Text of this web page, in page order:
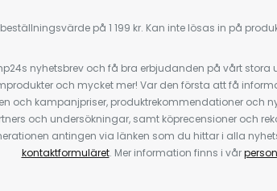
på 1 199 kr. Kan inte lösas in på
nyhetsbrev och få bra erbjudanden på vårt
och mycket mer! Var den första att få
och kampanjpriser, produktrekommendationer och
och undersökningar, samt köprecensioner och
antingen via länken som du hittar i alla
kontaktformuläret. Mer information finns i vår